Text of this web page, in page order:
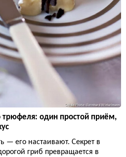
трюфеля: один простой приём,
— его настаивают. Секрет в
гриб превращается в